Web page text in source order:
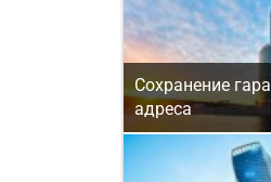
Сохранение
адреса